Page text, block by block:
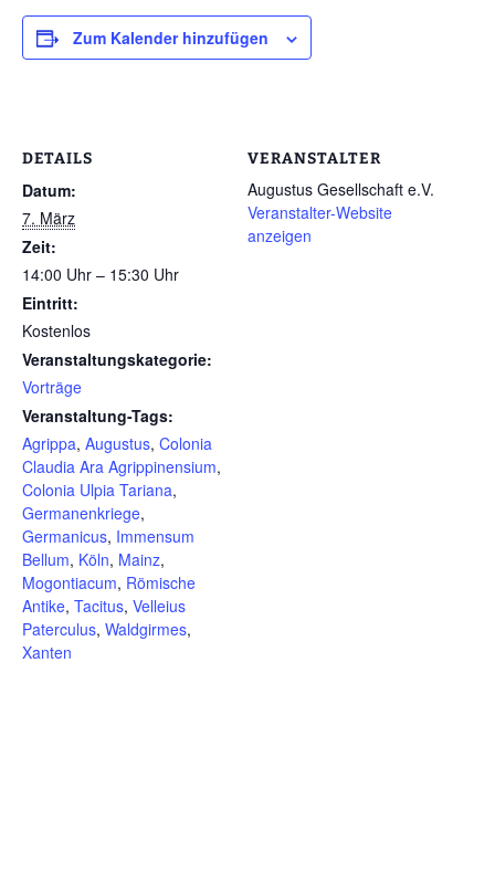
Zum Kalender hinzufügen
DETAILS
Datum:
7. März
Zeit:
14:00 Uhr – 15:30 Uhr
Eintritt:
Kostenlos
Veranstaltungskategorie:
Vorträge
Veranstaltung-Tags:
Agrippa, Augustus, Colonia
Claudia Ara Agrippinensium,
Colonia Ulpia Tariana,
Germanenkriege,
Germanicus, Immensum
Bellum, Köln, Mainz,
Mogontiacum, Römische
Antike, Tacitus, Velleius
Paterculus, Waldgirmes,
Xanten
VERANSTALTER
Augustus Gesellschaft e.V.
Veranstalter-Website
anzeigen